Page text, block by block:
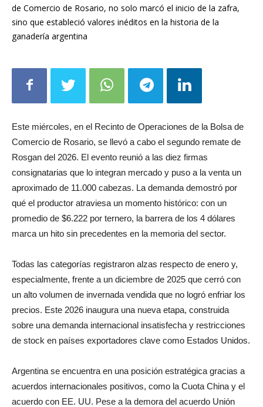
sino que estableció valores inéditos en la historia de la
ganadería argentina
Comercio de Rosario, se llevó a cabo el segundo remate de
Rosgan del 2026. El evento reunió a las diez firmas
consignatarias que lo integran mercado y puso a la venta un
aproximado de 11.000 cabezas. La demanda demostró por
qué el productor atraviesa un momento histórico: con un
promedio de $6.222 por ternero, la barrera de los 4 dólares
marca un hito sin precedentes en la memoria del sector.
especialmente, frente a un diciembre de 2025 que cerró con
un alto volumen de invernada vendida que no logró enfriar los
precios. Este 2026 inaugura una nueva etapa, construida
sobre una demanda internacional insatisfecha y restricciones
de stock en países exportadores clave como Estados Unidos.
acuerdos internacionales positivos, como la Cuota China y el
acuerdo con EE. UU. Pese a la demora del acuerdo Unión
Europea-Mercosur por cuestiones judiciales, el destino